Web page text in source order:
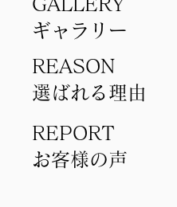
ギャラリー
REPORT
​お客様の声
選ばれる理由
REASON